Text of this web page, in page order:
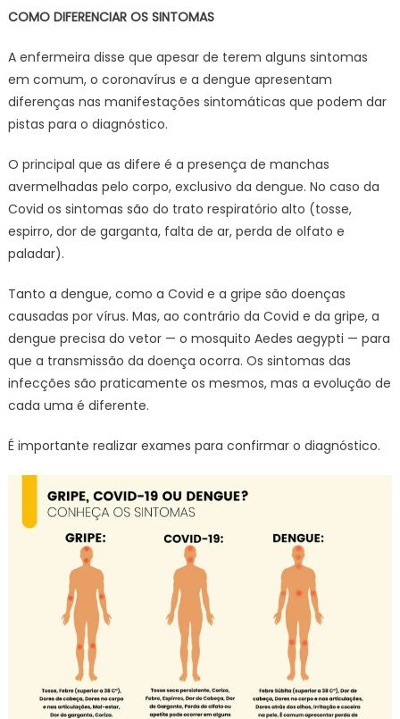
COMO DIFERENCIAR OS SINTOMAS
A enfermeira disse que apesar de terem alguns sintomas
em comum, o coronavírus e a dengue apresentam
diferenças nas manifestações sintomáticas que podem dar
pistas para o diagnóstico.
O principal que as difere é a presença de manchas
avermelhadas pelo corpo, exclusivo da dengue. No caso da
Covid os sintomas são do trato respiratório alto (tosse,
espirro, dor de garganta, falta de ar, perda de olfato e
paladar).
Tanto a dengue, como a Covid e a gripe são doenças
causadas por vírus. Mas, ao contrário da Covid e da gripe, a
dengue precisa do vetor — o mosquito Aedes aegypti — para
que a transmissão da doença ocorra. Os sintomas das
infecções são praticamente os mesmos, mas a evolução de
cada uma é diferente.
É importante realizar exames para confirmar o diagnóstico.